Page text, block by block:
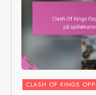
CLASH OF KINGS